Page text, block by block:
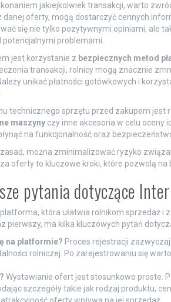
jakiejkolwiek transakcji, warto
danej oferty, mogą dostarczyć cennych
się nie tylko pozytywnymi opiniami, ale
problemami.
jest korzystanie z bezpiecznych metod
transakcji, rolnicy mogą znacznie
unikać płatności gotówkowych i
technicznego sprzętu przed zakupem jest
maszynyczy inne akcesoria w celu oceny
na funkcjonalność oraz
można zminimalizować ryzyko
oferty to kluczowe kroki, które pozwolą na
pytania dotyczące
platforma, która ułatwia rolnikom sprzedaż i
pierwszy, ma kilka kluczowych pytań
na platformie? Proces rejestracji
rolniczej. Po zarejestrowaniu się
Wystawianie ofert jest stosunkowo proste.
szczegóły takie jak rodzaj produktu,